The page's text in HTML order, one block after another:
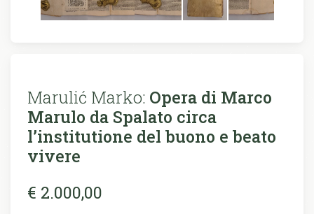
Marulić Marko: Opera di Marco
Marulo da Spalato circa
l’institutione del buono e beato
vivere
€ 2.000,00